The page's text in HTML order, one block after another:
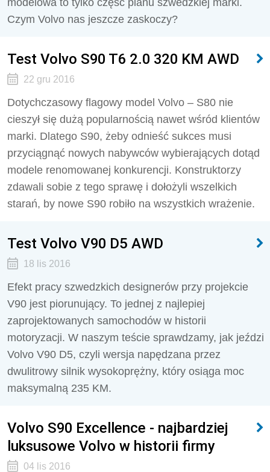
modelowa to tylko część planu szwedzkiej marki.
Czym Volvo nas jeszcze zaskoczy?
Test Volvo S90 T6 2.0 320 KM AWD
22 gru 2016
Dotychczasowy flagowy model Volvo – S80 nie
cieszył się dużą popularnością nawet wśród klientów
marki. Dlatego S90, żeby odnieść sukces musi
przyciągnąć nowych nabywców wybierających dotąd
modele renomowanej konkurencji. Konstruktorzy
zdawali sobie z tego sprawę i dołożyli wszelkich
starań, by nowe S90 robiło na wszystkich wrażenie.
Test Volvo V90 D5 AWD
18 lis 2016
Efekt pracy szwedzkich designerów przy projekcie
V90 jest piorunujący. To jednej z najlepiej
zaprojektowanych samochodów w historii
motoryzacji. W naszym teście sprawdzamy, jak jeździ
Volvo V90 D5, czyli wersja napędzana przez
dwulitrowy silnik wysokoprężny, który osiąga moc
maksymalną 235 KM.
Volvo S90 Excellence - najbardziej
luksusowe Volvo w historii firmy
04 lis 2016